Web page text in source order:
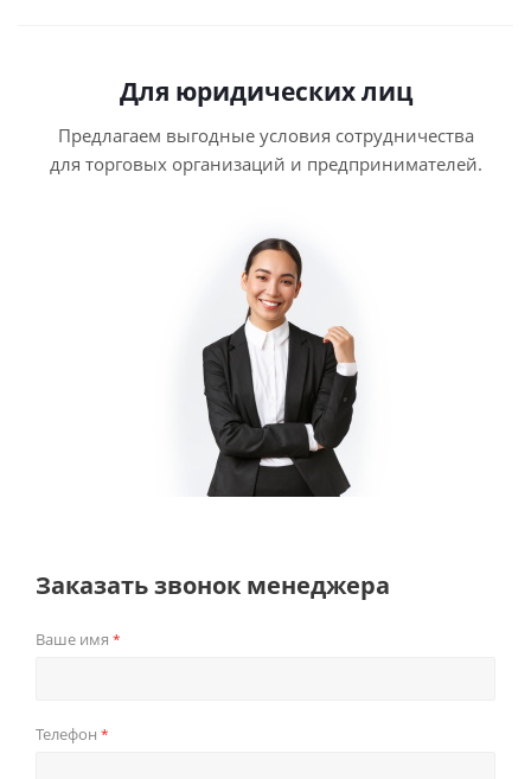
Для юридических лиц
Предлагаем выгодные условия сотрудничества
для торговых организаций и предпринимателей.
Заказать звонок менеджера
Ваше имя *
Телефон *